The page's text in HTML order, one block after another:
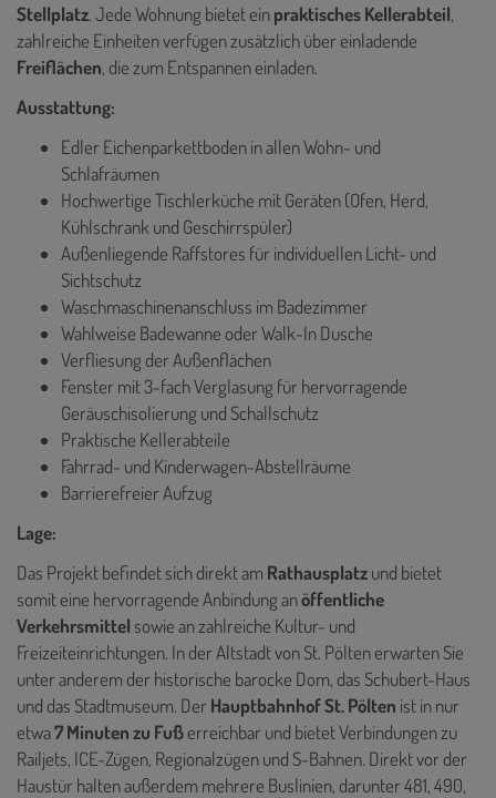
Stellplatz. Jede Wohnung bietet einpraktisches Kellerabteil,
zahlreiche Einheiten verfügen zusätzlich über einladende
Freiflächen, die zum Entspannen einladen.
Ausstattung:
Edler Eichenparkettboden in allen Wohn- und
Schlafräumen
Hochwertige Tischlerküche mit Geräten (Ofen, Herd,
Kühlschrank und Geschirrspüler)
Außenliegende Raffstores für individuellen Licht- und
Sichtschutz
Waschmaschinenanschluss im Badezimmer
Wahlweise Badewanne oder Walk-In Dusche
Verfliesung der Außenflächen
Fenster mit 3-fach Verglasung für hervorragende
Geräuschisolierung und Schallschutz
Praktische Kellerabteile
Fahrrad- und Kinderwagen-Abstellräume
Barrierefreier Aufzug
Lage:
Das Projekt befindet sich direkt am Rathausplatzund bietet
somit eine hervorragende Anbindung anöffentliche
Verkehrsmittel sowie an zahlreiche Kultur- und
Freizeiteinrichtungen. In der Altstadt von St. Pölten erwarten Sie
unter anderem der historische barocke Dom, das Schubert-Haus
und das Stadtmuseum. DerHauptbahnhof St. Pölten ist in nur
etwa7 Minuten zu Fußerreichbar und bietet Verbindungen zu
Railjets, ICE-Zügen, Regionalzügen und S-Bahnen. Direkt vor der
Haustür halten außerdem mehrere Buslinien, darunter 481, 490,